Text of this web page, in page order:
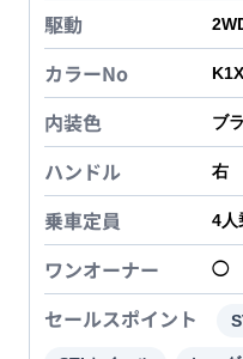
駆動
カラーNo K1X
内装色 ブ
ハンドル 右
乗車定員 4人
ワンオーナー ◯
セールスポイント